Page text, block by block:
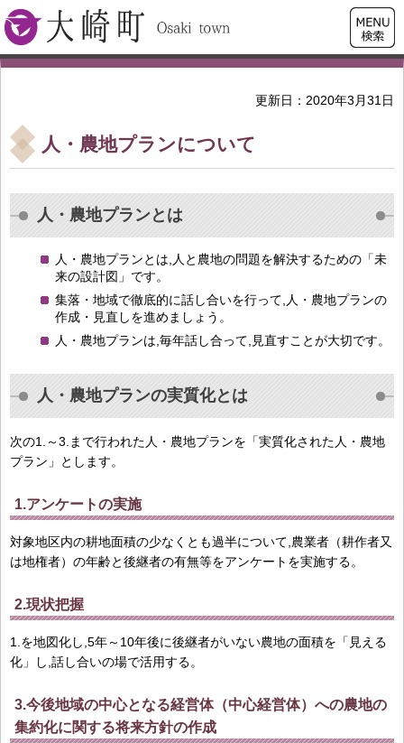
大崎町
検索・
共通メ
ニュー
更新日：2020年3月31日
人・農地プランについて
人・農地プランとは
人・農地プランとは,人と農地の問題を解決するための「未
来の設計図」です。
集落・地域で徹底的に話し合いを行って,人・農地プランの
作成・見直しを進めましょう。
人・農地プランは,毎年話し合って,見直すことが大切です。
人・農地プランの実質化とは
次の1.～3.まで行われた人・農地プランを「実質化された人・農地
プラン」とします。
1.アンケートの実施
対象地区内の耕地面積の少なくとも過半について,農業者（耕作者又
は地権者）の年齢と後継者の有無等をアンケートを実施する。
2.現状把握
1.を地図化し,5年～10年後に後継者がいない農地の面積を「見える
化」し,話し合いの場で活用する。
3.今後地域の中心となる経営体（中心経営体）への農地の
集約化に関する将来方針の作成